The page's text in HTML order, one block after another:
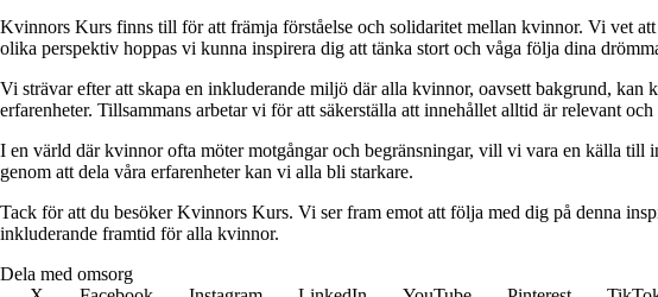
Kvinnors Kurs finns till för att främja förståelse och solidaritet mellan kvinnor. Vi vet
olika perspektiv hoppas vi kunna inspirera dig att tänka stort och våga följa dina
Vi strävar efter att skapa en inkluderande miljö där alla kvinnor, oavsett bakgrund,
erfarenheter. Tillsammans arbetar vi för att säkerställa att innehållet alltid är relevant och
I en värld där kvinnor ofta möter motgångar och begränsningar, vill vi vara en källa till
genom att dela våra erfarenheter kan vi alla bli starkare.
Tack för att du besöker Kvinnors Kurs. Vi ser fram emot att följa med dig på denna
inkluderande framtid för alla kvinnor.
Dela med omsorg